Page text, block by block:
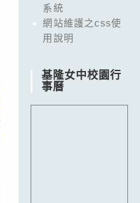
系統
網站維護之css使
用說明
基隆女中校園行
事曆